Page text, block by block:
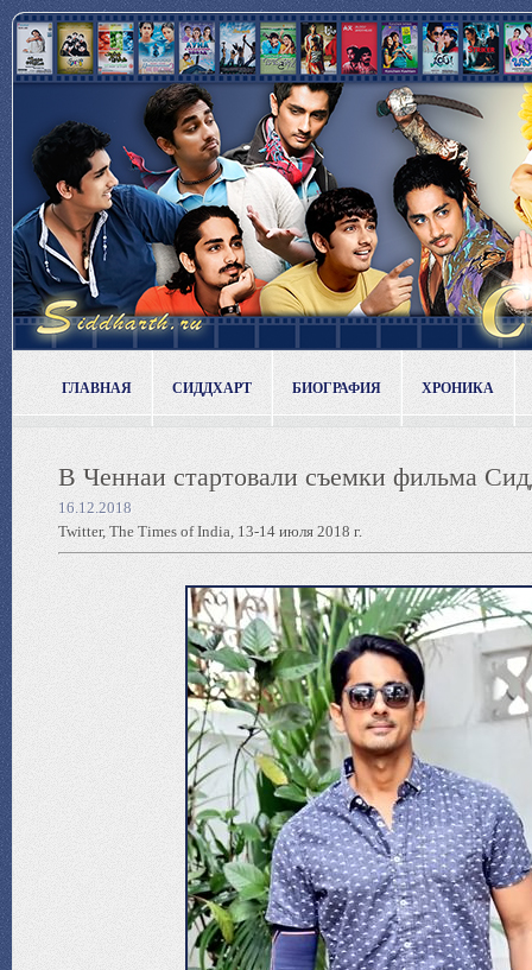
ГЛАВНАЯ СИДДХАРТ БИОГРАФИЯ ХРОНИКА
В Ченнаи стартовали съемки фильма
16.12.2018
Twitter, The Times of India, 13-14 июля 2018 г.